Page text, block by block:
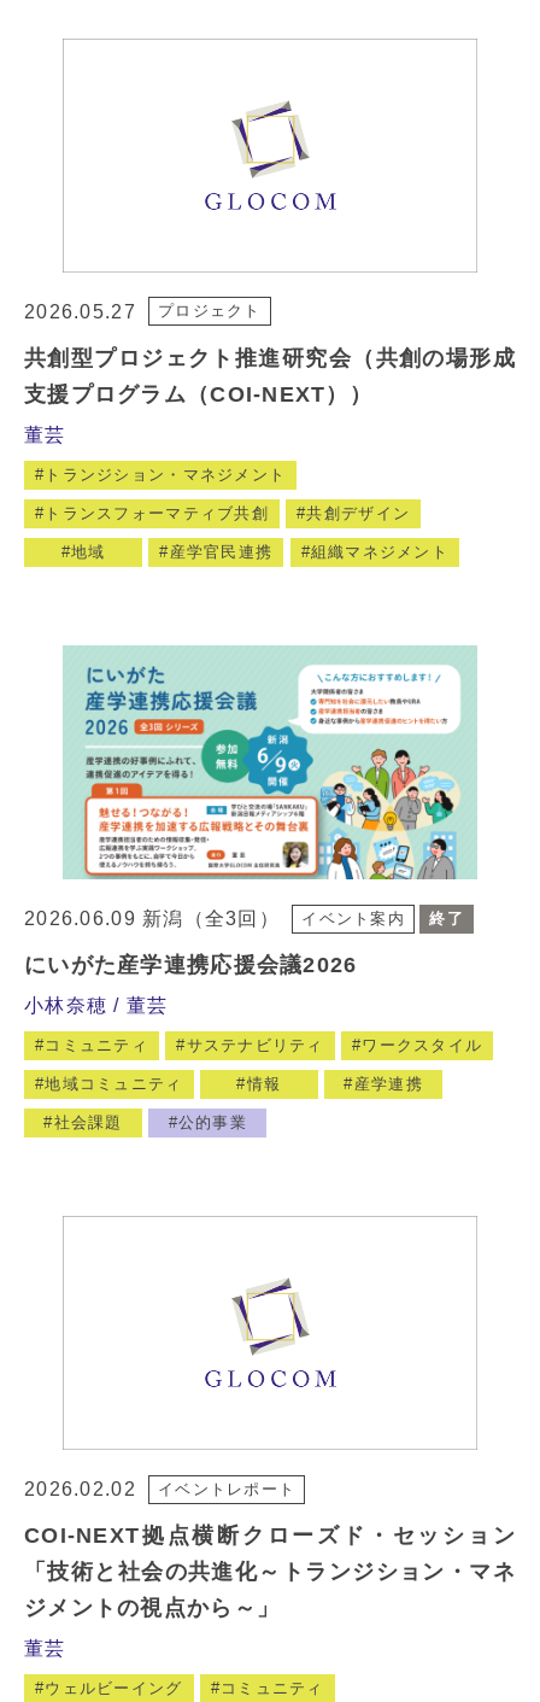
2026.05.27 プロジェクト
共創型プロジェクト推進研究会（共創の場形成
支援プログラム（COI-NEXT））
董芸
トランジション・マネジメント
トランスフォーマティブ共創 共創デザイン
地域 産学官民連携 組織マネジメント
2026.06.09 新潟（全3回） イベント案内 終了
にいがた産学連携応援会議2026
小林奈穂 董芸
コミュニティ サステナビリティ ワークスタイル
地域コミュニティ 情報 産学連携
社会課題 公的事業
2026.02.02 イベントレポート
COI-NEXT拠点横断クローズド・セッション
「技術と社会の共進化～トランジション・マネ
ジメントの視点から～」
董芸
ウェルビーイング コミュニティ